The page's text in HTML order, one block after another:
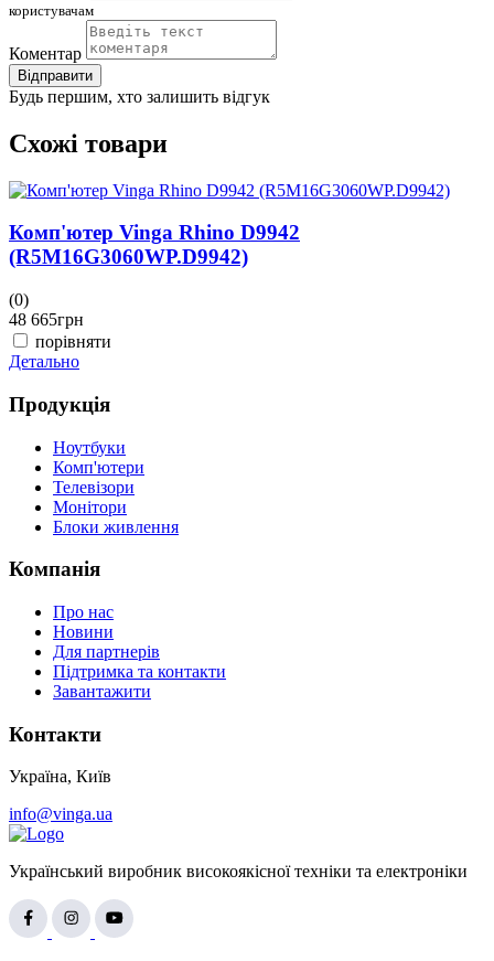
користувачам
Коментар
Відправити
Будь першим, хто залишить відгук
Схожі товари
Комп'ютер Vinga Rhino D9942
(R5M16G3060WP.D9942)
(0)
48 665грн
порівняти
Детально
Продукція
Ноутбуки
Комп'ютери
Телевізори
Монітори
Блоки живлення
Компанія
Про нас
Новини
Для партнерів
Підтримка та контакти
Завантажити
Контакти
Україна, Київ
info@vinga.ua
Український виробник високоякісної техніки та електроніки